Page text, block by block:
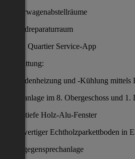
Kinderwagenabstellräume
Fahrradreparaturraum
Althan Quartier Service-App
Ausstattung:
Fußbodenheizung und -Kühlung mittels
Klimaanlage im 8. Obergeschoss und 1.
Bodentiefe Holz-Alu-Fenster
Hochwertiger Echtholzparkettboden in
Videogegensprechanlage